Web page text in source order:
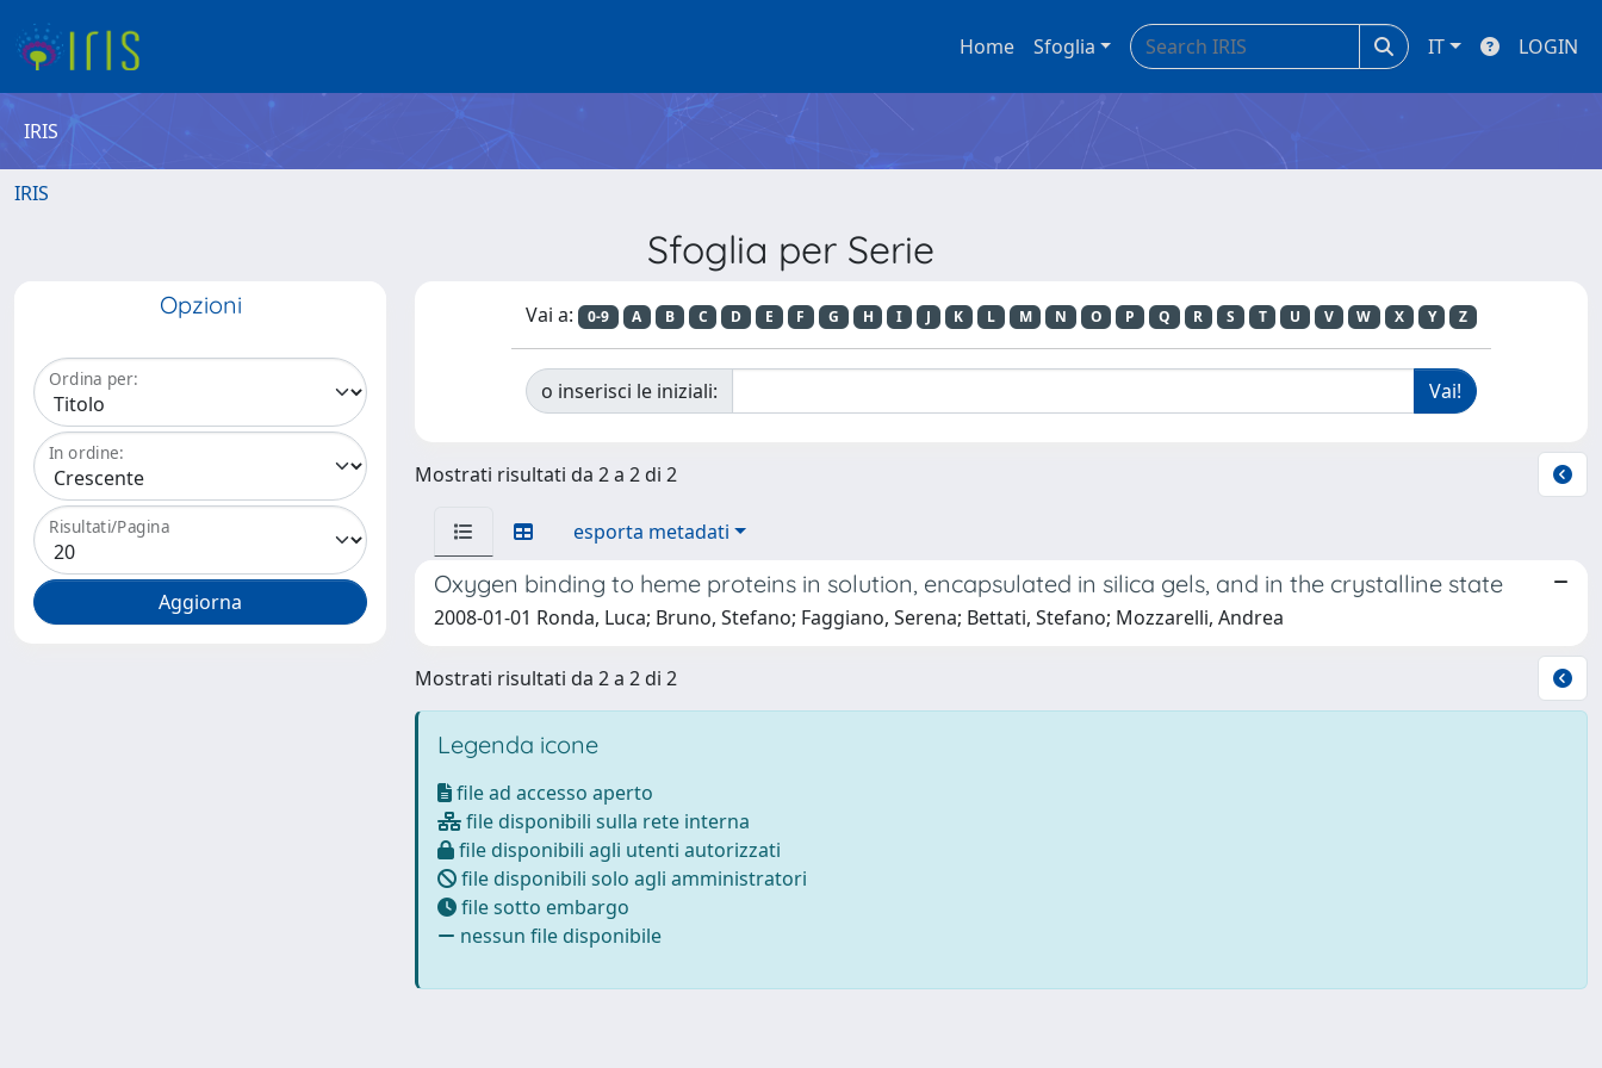
Home Sfoglia IT LOGIN
IRIS
IRIS
Sfoglia per Serie
Opzioni
Ordina per:
In ordine:
Risultati/Pagina
Vai a: 0-9 A B C D E F G H I J K L M N O P Q R S T U V W X Y Z
o inserisci le iniziali:
Mostrati risultati da 2 a 2 di 2
esporta metadati
Oxygen binding to heme proteins in solution, encapsulated in silica gels, and in the crystalline state
2008-01-01 Ronda, Luca; Bruno, Stefano; Faggiano, Serena; Bettati, Stefano; Mozzarelli, Andrea
Mostrati risultati da 2 a 2 di 2
Legenda icone
file ad accesso aperto
file disponibili sulla rete interna
file disponibili agli utenti autorizzati
file disponibili solo agli amministratori
file sotto embargo
nessun file disponibile